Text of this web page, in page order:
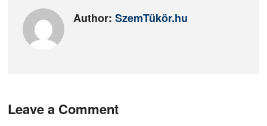
Author:SzemTükör.hu
Leave a Comment